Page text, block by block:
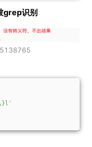
grep识别